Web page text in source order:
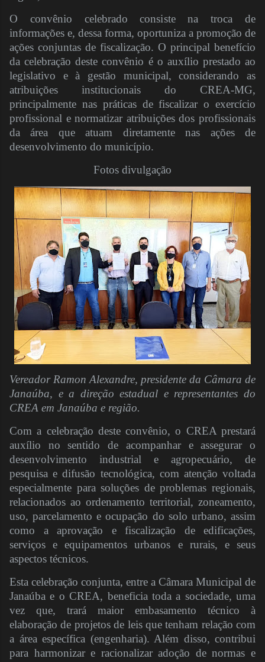
O convênio celebrado consiste na troca de
informações e, dessa forma, oportuniza a promoção de
ações conjuntas de fiscalização. O principal benefício
da celebração deste convênio é o auxílio prestado ao
legislativo e à gestão municipal, considerando as
atribuições institucionais do CREA-MG,
principalmente nas práticas de fiscalizar o exercício
profissional e normatizar atribuições dos profissionais
da área que atuam diretamente nas ações de
desenvolvimento do município.
Fotos divulgação
Vereador Ramon Alexandre, presidente da Câmara de
Janaúba, e a direção estadual e representantes do
CREA em Janaúba e região.
Com a celebração deste convênio, o CREA prestará
auxílio no sentido de acompanhar e assegurar o
desenvolvimento industrial e agropecuário, de
pesquisa e difusão tecnológica, com atenção voltada
especialmente para soluções de problemas regionais,
relacionados ao ordenamento territorial, zoneamento,
uso, parcelamento e ocupação do solo urbano, assim
como a aprovação e fiscalização de edificações,
serviços e equipamentos urbanos e rurais, e seus
aspectos técnicos.
Esta celebração conjunta, entre a Câmara Municipal de
Janaúba e o CREA, beneficia toda a sociedade, uma
vez que, trará maior embasamento técnico à
elaboração de projetos de leis que tenham relação com
a área específica (engenharia). Além disso, contribui
para harmonizar e racionalizar adoção de normas e